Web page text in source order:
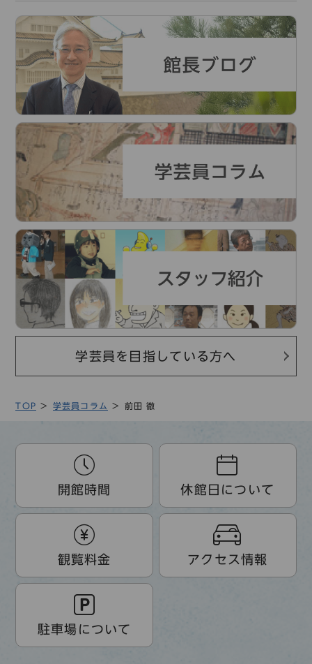
学芸員を目指している方へ
TOP 学芸員コラム 前田 徹
開館時間 休館日について
観覧料金 アクセス情報
駐車場について